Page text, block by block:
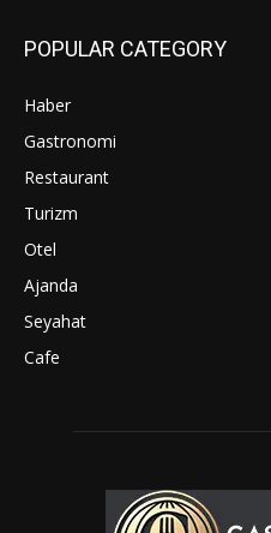
POPULAR CATEGORY
Haber
Gastronomi
Restaurant
Turizm
Otel
Ajanda
Seyahat
Cafe